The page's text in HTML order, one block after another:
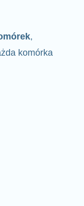
,
komórka